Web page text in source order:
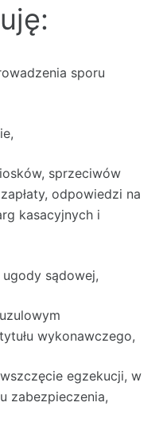
sporu
sprzeciwów
odpowiedzi na
kasacyjnych i
sądowej,
wykonawczego,
egzekucji, w
zabezpieczenia,